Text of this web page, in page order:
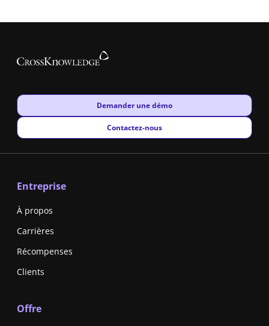
New window
Demander une démo
New window
Contactez-nous
Entreprise
À propos
Carrières
Récompenses
Clients
Offre